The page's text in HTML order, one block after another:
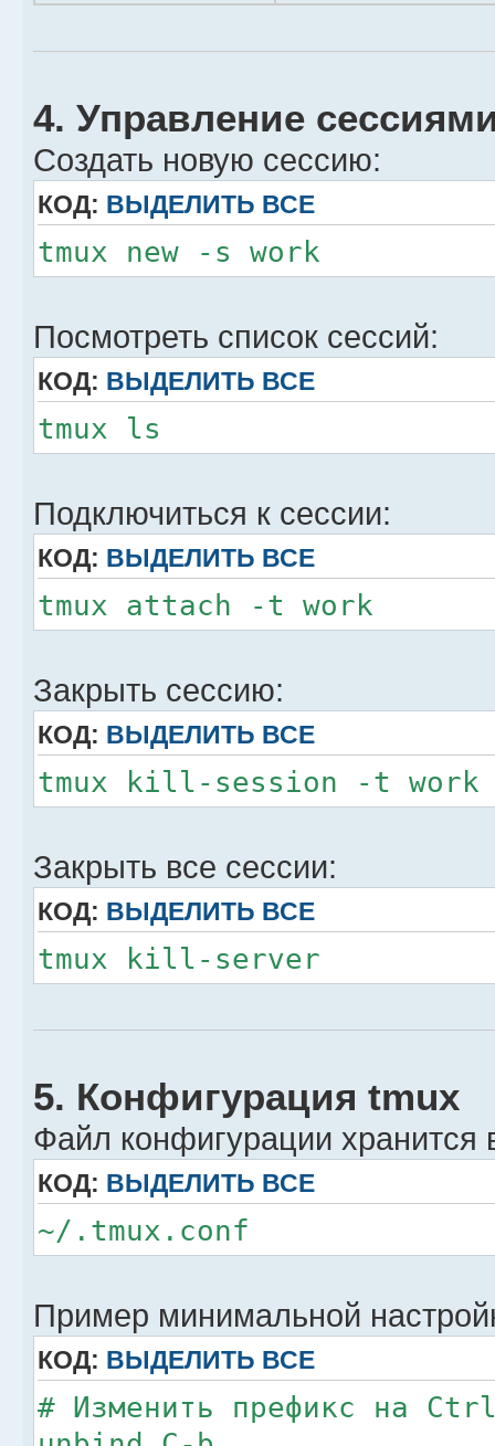
4. Управление
Создать новую сессию:
КОД: ВЫДЕЛИТЬ ВСЕ
tmux new -s work
Посмотреть список сессий:
КОД: ВЫДЕЛИТЬ ВСЕ
tmux ls
Подключиться к сессии:
КОД: ВЫДЕЛИТЬ ВСЕ
tmux attach -t work
Закрыть сессию:
КОД: ВЫДЕЛИТЬ ВСЕ
tmux kill-session -t work
Закрыть все сессии:
КОД: ВЫДЕЛИТЬ ВСЕ
tmux kill-server
5. Конфигурация tmux
Файл конфигурации
КОД: ВЫДЕЛИТЬ ВСЕ
~/.tmux.conf
Пример минимальной
КОД: ВЫДЕЛИТЬ ВСЕ
# Изменить префикс на